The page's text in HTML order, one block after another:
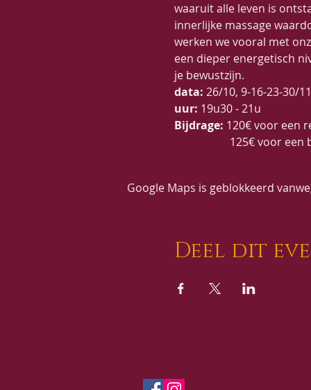
waaruit alle leven is
innerlijke massage
werken we vooral met
een dieper energetisch
je bewustzijn.
data: 26/10, 9-16-23-30/
uur: 19u30 - 21u
Bijdrage: 120€ voor een
125€ voor een
Google Maps is geblokkeerd
Deel dit